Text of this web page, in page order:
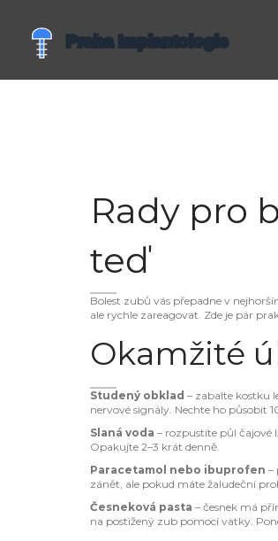
Rady pro
teď
Bolest zubů vás přepadne v
ale rychle zareagovat. Zde je pár
Okamžité
Studený obklad – zabalte kostku
nervové signály. Nechte ho působit
Slaná voda – rozpustíte půl čajové
Opakujte 2–3 krát denně.
Paracetamol nebo ibuprofen –
zánět, ale pokud máte žaludeční
Česneková pasta – česnek má
na postižený zub pomocí vatky.